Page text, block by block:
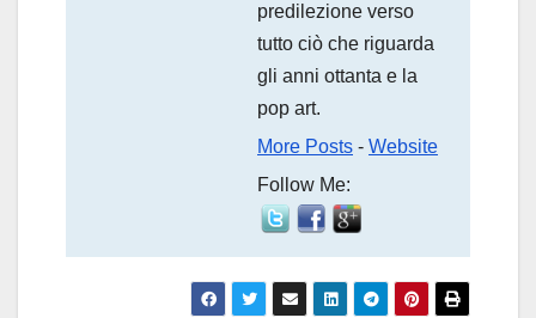
predilezione verso
tutto ciò che riguarda
gli anni ottanta e la
pop art.
More Posts - Website
Follow Me: